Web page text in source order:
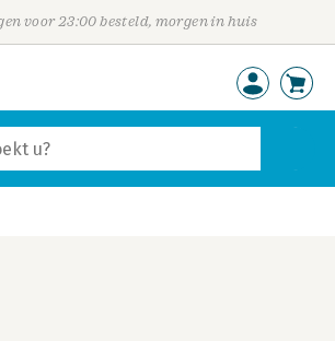
voor 23:00 besteld, morgen in huis